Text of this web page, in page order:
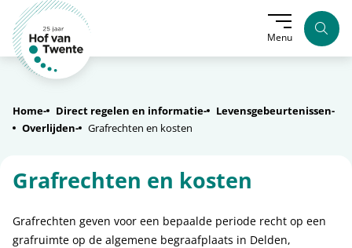
Menu
Home Direct regelen en informatie
Levensgebeurtenissen
Overlijden
Grafrechten en kosten
Grafrechten en kosten
Grafrechten geven voor een bepaalde periode recht op een
grafruimte op de algemene begraafplaats in Delden,